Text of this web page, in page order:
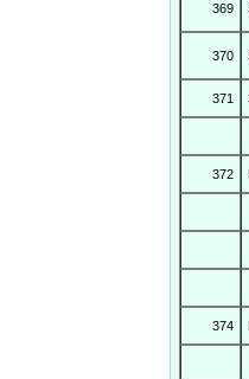
369
370
371
372
374